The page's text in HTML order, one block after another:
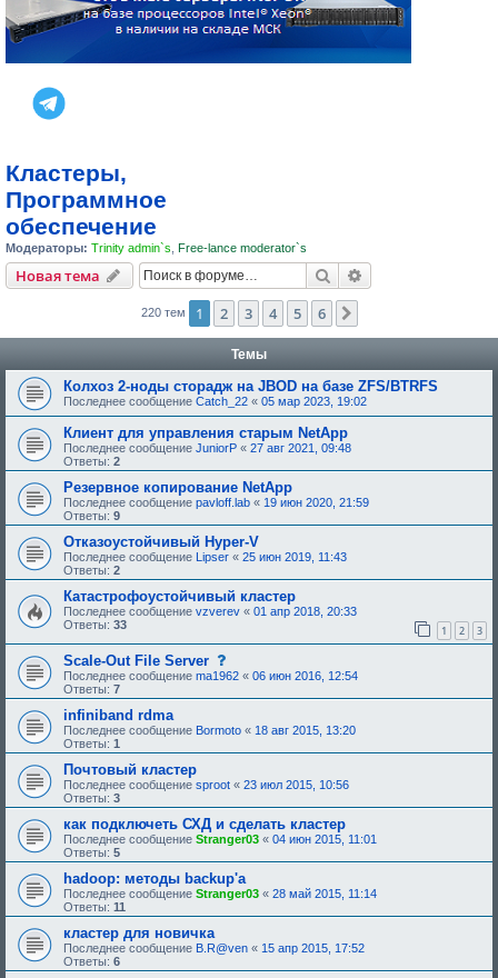
Кластеры,
Программное
обеспечение
Модераторы: Trinity admin`s Free-lance moderator`s
Новая тема Поиск
220 тем 1 2 3 4 5 6
Темы
Колхоз 2-ноды сторадж на JBOD на базе ZFS/BTRFS
Последнее сообщение Catch_22 « 05 мар 2023, 19:02
Клиент для управления старым NetApp
Последнее сообщение JuniorP « 27 авг 2021, 09:48
Ответы: 2
Резервное копирование NetApp
Последнее сообщение pavloff.lab « 19 июн 2020, 21:59
Ответы: 9
Отказоустойчивый Hyper-V
Последнее сообщение Lipser « 25 июн 2019, 11:43
Ответы: 2
Катастрофоустойчивый кластер
Последнее сообщение vzverev « 01 апр 2018, 20:33
Ответы: 33 1 2 3
Scale-Out File Server
о
о
б
е
н
и
т
р
б
у
щ
е
е
б
Последнее сообщение ma1962 « 06 июн 2016, 12:54
Ответы: 7
infiniband rdma
Последнее сообщение Bormoto « 18 авг 2015, 13:20
Ответы: 1
Почтовый кластер
Последнее сообщение sproot « 23 июл 2015, 10:56
Ответы: 3
как подключеть СХД и сделать кластер
Последнее сообщение Stranger03 « 04 июн 2015, 11:01
Ответы: 5
hadoop: методы backup'a
Последнее сообщение Stranger03 « 28 май 2015, 11:14
Ответы: 11
кластер для новичка
Последнее сообщение B.R@ven « 15 апр 2015, 17:52
Ответы: 6